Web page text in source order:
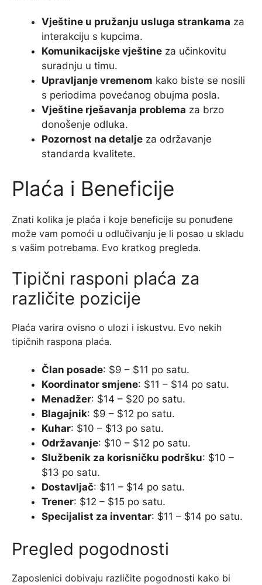
Vještine u pružanju usluga strankama za
interakciju s kupcima.
Komunikacijske vještine za učinkovitu
suradnju u timu.
Upravljanje vremenom kako biste se nosili
s periodima povećanog obujma posla.
Vještine rješavanja problema za brzo
donošenje odluka.
Pozornost na detalje za održavanje
standarda kvalitete.
Plaća i Beneficije
Znati kolika je plaća i koje beneficije su ponuđene
može vam pomoći u odlučivanju je li posao u skladu
s vašim potrebama. Evo kratkog pregleda.
Tipični rasponi plaća za
različite pozicije
Plaća varira ovisno o ulozi i iskustvu. Evo nekih
tipičnih raspona plaća.
Član posade: $9 – $11 po satu.
Koordinator smjene: $11 – $14 po satu.
Menadžer: $14 – $20 po satu.
Blagajnik: $9 – $12 po satu.
Kuhar: $10 – $13 po satu.
Održavanje: $10 – $12 po satu.
Službenik za korisničku podršku: $10 –
$13 po satu.
Dostavljač: $11 – $14 po satu.
Trener: $12 – $15 po satu.
Specijalist za inventar: $11 – $14 po satu.
Pregled pogodnosti
Zaposlenici dobivaju različite pogodnosti kako bi